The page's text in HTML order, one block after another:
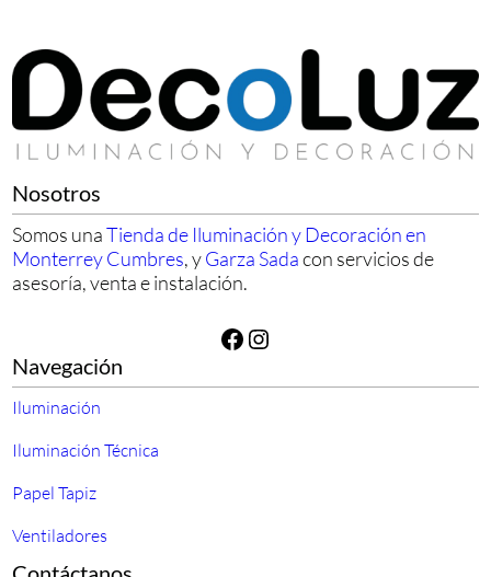
Nosotros
Somos unaTienda de Iluminación y Decoración en
Monterrey Cumbres, yGarza Sadacon servicios de
asesoría, venta e instalación.
Facebook Instagram
Navegación
Iluminación
Iluminación Técnica
Papel Tapiz
Ventiladores